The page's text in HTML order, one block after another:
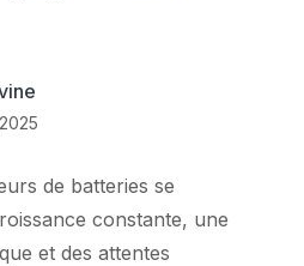
de batteries se
constante, une
et des attentes